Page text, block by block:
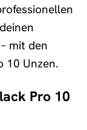
mit den
10 Unzen.
Pro 10